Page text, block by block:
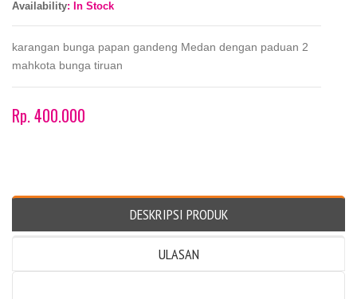
Availability: In Stock
karangan bunga papan gandeng Medan dengan paduan 2
mahkota bunga tiruan
Rp. 400.000
DESKRIPSI PRODUK
ULASAN